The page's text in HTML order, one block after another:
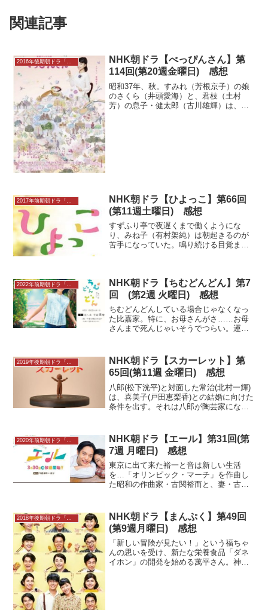
関連記事
NHK朝ドラ【べっぴんさん】第
114回(第20週金曜日) 感想
昭和37年、秋。すみれ（芳根京子）の娘
のさくら（井頭愛海）と、君枝（土村
芳）の息子・健太郎（古川雄輝）は、大
NHK朝ドラ【ひよっこ】第66回
(第11週土曜日) 感想
すずふり亭で夜遅くまで働くようにな
り、みね子（有村架純）は朝起きるのが
苦手になっていた。鳴り続ける目覚まし
ず、気になってしまった早苗...
2022年前期朝ドラ「ちむどんどん」感想
NHK朝ドラ【ちむどんどん】第7
回 (第2週 火曜日) 感想
ちむどんどんしている場合じゃなくなっ
た比嘉家。特に、お母さんがさ……お母
さんまで死んじゃいそうでつらい。運動
ったが、運動会に向けて新しい体操着や
ズック靴を買い与えるのは...
2019年後期朝ドラ「スカーレット」感想
NHK朝ドラ【スカーレット】第
65回(第11週 金曜日) 感想
八郎(松下洸平)と対面した常治(北村一輝)
は、喜美子(戸田恵梨香)との結婚に向けた
条件を出す。それは八郎が陶芸家になる
を喜美子にかけてほしくないと訴える。
八郎は承諾する...
NHK朝ドラ【エール】第31回(第
7週 月曜日) 感想
東京に出て来た裕一と音は新しい生活
を…「オリンピック・マーチ」を作曲し
た昭和の作曲家・古関裕而と、妻・古関
タバレレビューなど…は連続テレビ小説
102作目。AK制作…
2018年後期朝ドラ「まんぷく」
NHK朝ドラ【まんぷく】第49回
(第9週月曜日) 感想
「新しい冒険が見たい！」という福ちゃ
んの思いを受け、新たな栄養食品「ダネ
イホン」の開発を始める萬平さん。神部